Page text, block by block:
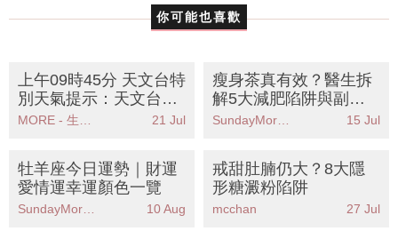
你可能也喜歡
上午09時45分 天文台特
別天氣提示：天文台發
出特別天氣提示雷雨區
MORE - 生活品味 21 Jul
瘦身茶真有效？醫生拆
解5大減肥陷阱與副作
用丨飲完狂瀉≠燃脂！
SundayMore編輯部 15 Jul
牡羊座今日運勢｜財運
愛情運幸運顏色一覽
10 Aug
戒甜肚腩仍大？8大隱
形糖澱粉陷阱
mcchan 27 Jul